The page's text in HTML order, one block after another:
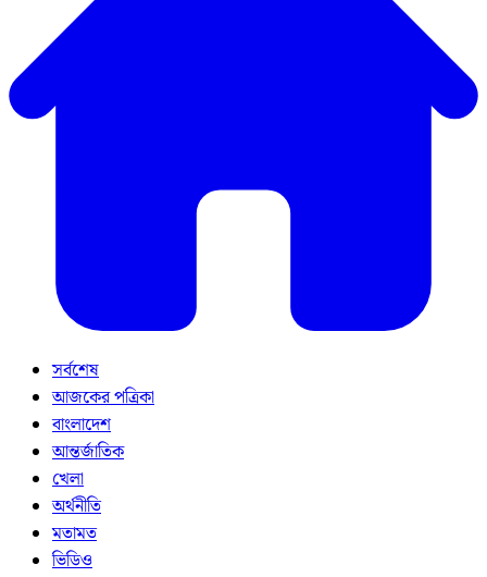
সর্বশেষ
আজকের পত্রিকা
বাংলাদেশ
আন্তর্জাতিক
খেলা
অর্থনীতি
মতামত
ভিডিও